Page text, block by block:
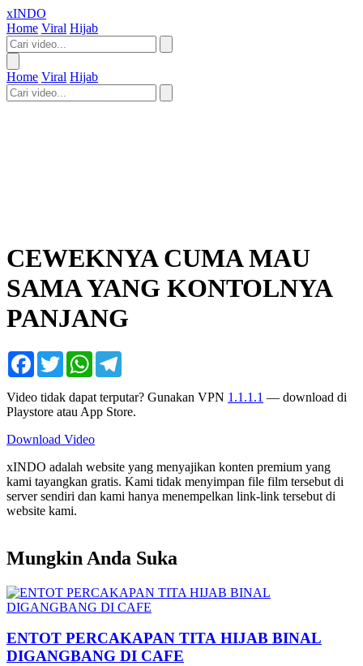
xINDO
Home Viral Hijab
Home Viral Hijab
CEWEKNYA CUMA MAU
SAMA YANG KONTOLNYA
PANJANG
Facebook
TwitterWhatsApp
Video tidak dapat terputar? Gunakan VPN 1.1.1.1 — download di
Playstore atau App Store.
Download Video
xINDO adalah website yang menyajikan konten premium yang
kami tayangkan gratis. Kami tidak menyimpan file film tersebut di
server sendiri dan kami hanya menempelkan link-link tersebut di
website kami.
Mungkin Anda Suka
ENTOT PERCAKAPAN TITA HIJAB BINAL
DIGANGBANG DI CAFE